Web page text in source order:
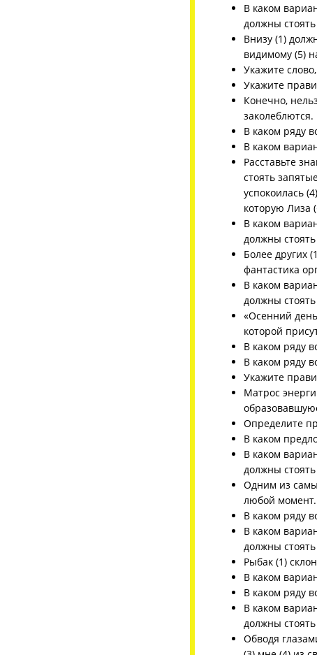
В каком
должны
Внизу (1)
видимому (5)
Укажите
Укажите
Конечно,
заколеблются.
В каком ряду
В каком
Расставьте
стоять
успокоилась
которую Лиза
В каком
должны
Более других
фантастика
В каком
должны
«Осенний
которой
В каком ряду
В каком ряду
Укажите
Матрос
Определите
В каком
В каком
должны
Одним из
любой момент.
В каком ряду
В каком
должны
Рыбак (1)
В каком
В каком ряду
В каком
должны
Обводя